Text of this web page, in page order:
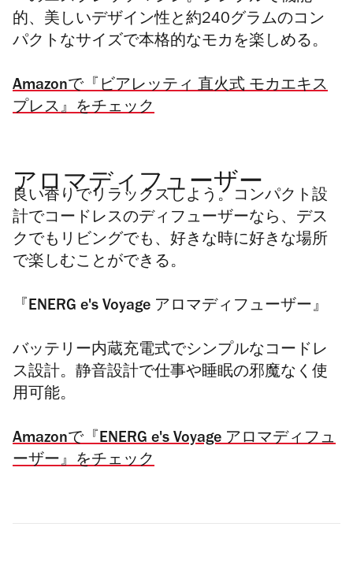
的、美しいデザイン性と 約240グラムのコン
パクトなサイズで本格的なモカを楽しめる。
Amazonで『ビアレッティ 直火式 モカエキス
プレス』をチェック
アロマディフューザー
良い香りでリラックスしよう。コンパクト設
計でコードレスのディフューザーなら、デス
クでもリビングでも、好きな時に好きな場所
で楽しむことができる。
『ENERG e's Voyage アロマディフューザー』
バッテリー内蔵充電式でシンプルなコードレ
ス設計。 静音設計で仕事や睡眠の邪魔なく使
用可能。
Amazonで『ENERG e's Voyage アロマディフュ
ーザー』をチェック